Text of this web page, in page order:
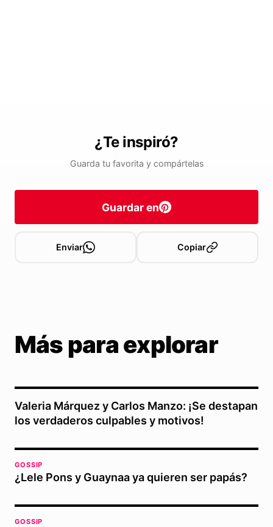
¿Te inspiró?
Guarda tu favorita y compártelas
Guardar en
Enviar Copiar
Más para explorar
Valeria Márquez y Carlos Manzo: ¡Se destapan
los verdaderos culpables y motivos!
GOSSIP
¿Lele Pons y Guaynaa ya quieren ser papás?
GOSSIP